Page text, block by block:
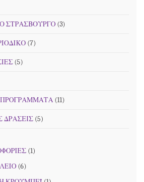
ΣΤΡΑΣΒΟΥΡΓΟ (3)
(7)
(5)
ΠΡΟΓΡΑΜΜΑΤΑ (11)
ΔΡΑΣΕΙΣ (5)
(1)
(6)